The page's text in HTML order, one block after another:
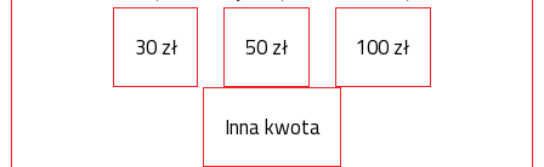
30 zł
50 zł 100 zł
Inna kwota